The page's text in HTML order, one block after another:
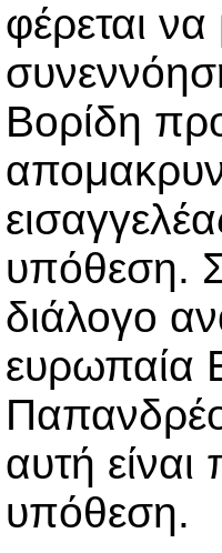
φέρεται να
Βορίδη
υπόθεση.
διάλογο
ευρωπαία
αυτή
υπόθεση.